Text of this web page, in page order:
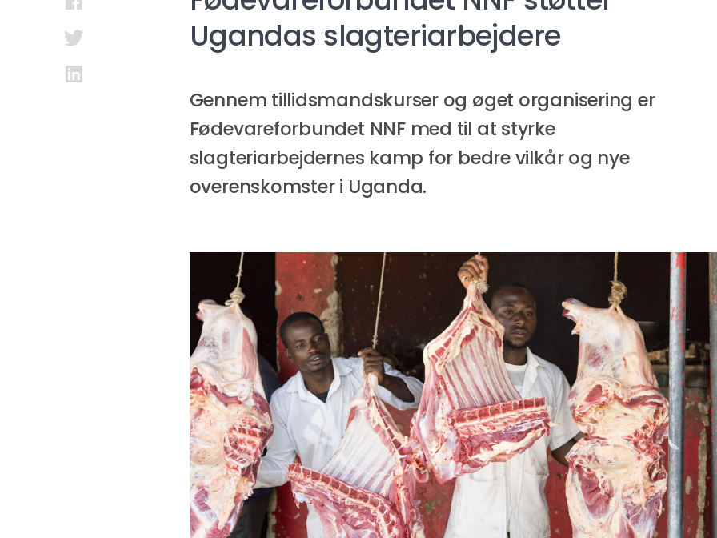
Ugandas slagteriarbejdere
Gennem tillidsmandskurser og øget organisering er
Fødevareforbundet NNF med til at styrke
slagteriarbejdernes kamp for bedre vilkår og nye
overenskomster i Uganda.